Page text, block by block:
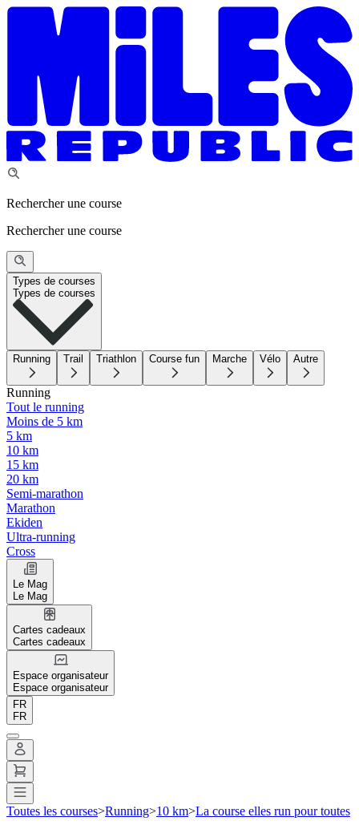
Rechercher une course
Rechercher une course
Types de courses
Types de courses
Running Trail Triathlon Course fun Marche Vélo Autre
Running
Tout le running
Moins de 5 km
5 km
10 km
15 km
20 km
Semi-marathon
Marathon
Ekiden
Ultra-running
Cross
Le Mag
Le Mag
Cartes cadeaux
Cartes cadeaux
Espace organisateur
Espace organisateur
FR
FR
Toutes les courses>Running>10 km>La course elles run pour toutes